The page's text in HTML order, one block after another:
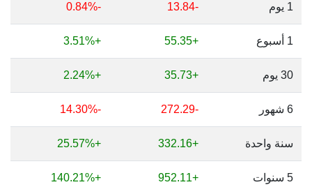
1 يوم -13.84
-0.84%
1 أسبوع +55.35
+3.51%
30 يوم +35.73
+2.24%
6 شهور -272.29
-14.30%
سنة واحدة +332.16
+25.57%
5 سنوات +952.11
+140.21%